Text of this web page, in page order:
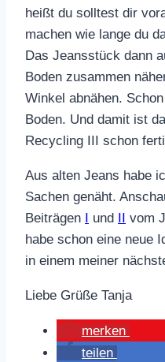
heißt du solltest dir
machen wie lange du
Das Jeansstück dann
Boden zusammen
Winkel abnähen.
Boden. Und damit ist
Recycling III schon
Aus alten Jeans habe
Sachen genäht.
Beiträgen
und
vom
habe schon eine neue
in einem meiner
Liebe Grüße Tanja
merken
teilen